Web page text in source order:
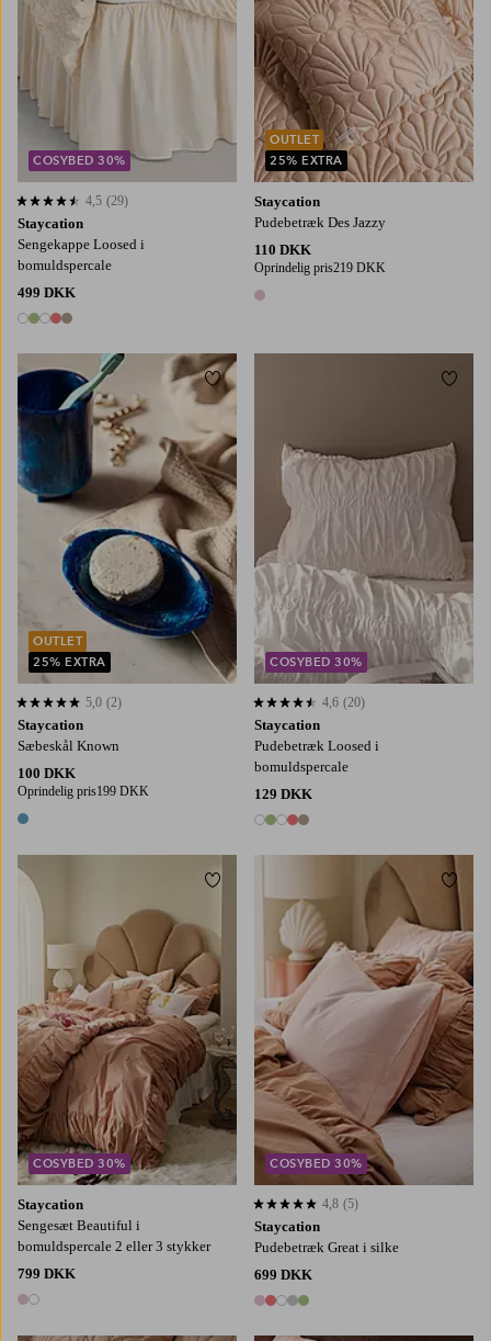
Staycation
Sengekappe Loosed i
bomuldspercale
499 DKK
5 farver
4,5 baseret på 29 bedømmelser
4,5 (29)
COSYBED 30%
Staycation
Pudebetræk Des Jazzy
110 DKK
Oprindelig pris219 DKK
1 farve
OUTLET
25% EXTRA
Staycation
Sæbeskål Known
100 DKK
Oprindelig pris199 DKK
1 farve
5,0 baseret på 2 bedømmelser
5,0 (2)
OUTLET
25% EXTRA
Tilføj til favoritter
Staycation
Pudebetræk Loosed i
bomuldspercale
129 DKK
5 farver
4,6 baseret på 20 bedømmelser
4,6 (20)
COSYBED 30%
Staycation
Sengesæt Beautiful i
bomuldspercale 2 eller 3 stykker
799 DKK
2 farver
COSYBED 30%
Tilføj til favoritter
220X220
Staycation
Pudebetræk Great i silke
699 DKK
5 farver
4,8 baseret på 5 bedømmelser
4,8 (5)
COSYBED 30%